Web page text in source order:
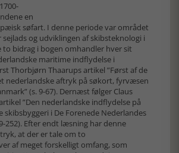
en
søfart. I denne periode var området
og udviklingen af skibsteknologi i
to bidrag i bogen omhandler hver sit
maritime indflydelse i
Thorbjørn Thaarups artikel ”Først af de
nederlandske aftryk på søkort, fyrvæsen
(s. 9-67). Dernæst følger Claus
”Den nederlandske indflydelse på
skibsbyggeri i De Forenede Nederlandes
252). Efter endt læsning har denne
at der er tale om to
af meget forskelligt omfang, som